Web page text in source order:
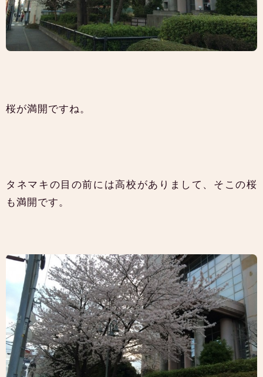
桜が満開ですね。
タネマキの目の前には高校がありまして、そこの桜
も満開です。